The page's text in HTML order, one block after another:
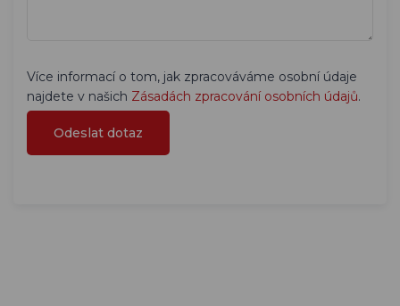
Více informací o tom, jak zpracováváme osobní údaje
najdete v našich Zásadách zpracování osobních údajů.